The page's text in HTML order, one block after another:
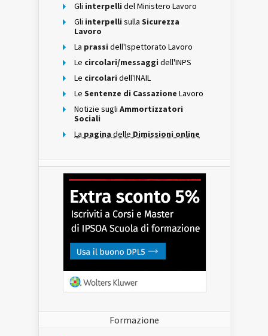
Gli interpelli del Ministero Lavoro
Gli interpelli sulla Sicurezza
Lavoro
La prassi dell'Ispettorato Lavoro
Le circolari/messaggi dell'INPS
Le circolari dell'INAIL
Le Sentenze di Cassazione Lavoro
Notizie sugli Ammortizzatori
Sociali
La pagina delle Dimissioni online
Formazione